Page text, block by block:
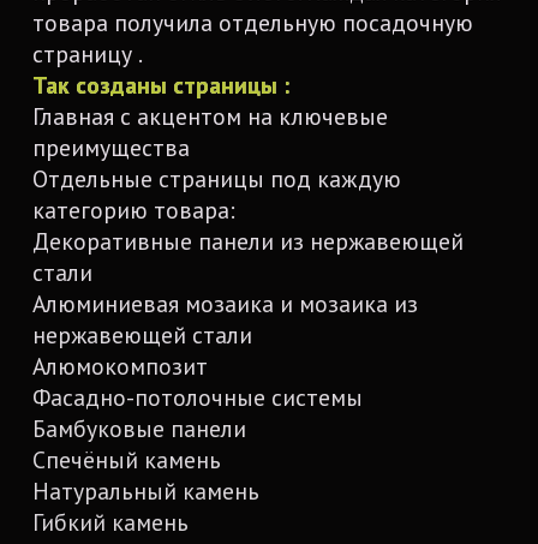
Расскажите о своем бизнесе, для
которого необходим сайт
Я соглашаюсь с политикой
конфиденциальности и даюсогласие на
обработку персональных данных
согласно
ФЗ-152
Отправить
Обсудить проект